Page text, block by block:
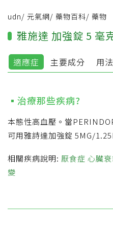
udn/ 元氣網/ 藥物百科/ 藥物
雅施達 加強錠 5 毫
適應症 主要成分 用
治療那些疾病?
本態性高血壓。當
可用雅詩達加強錠 5MG/
相關疾病說明: 厭食症 心臟
變